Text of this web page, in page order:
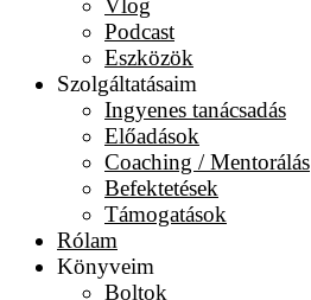
Vlog
Podcast
Eszközök
Szolgáltatásaim
Ingyenes tanácsadás
Előadások
Coaching / Mentorálás
Befektetések
Támogatások
Rólam
Könyveim
Boltok